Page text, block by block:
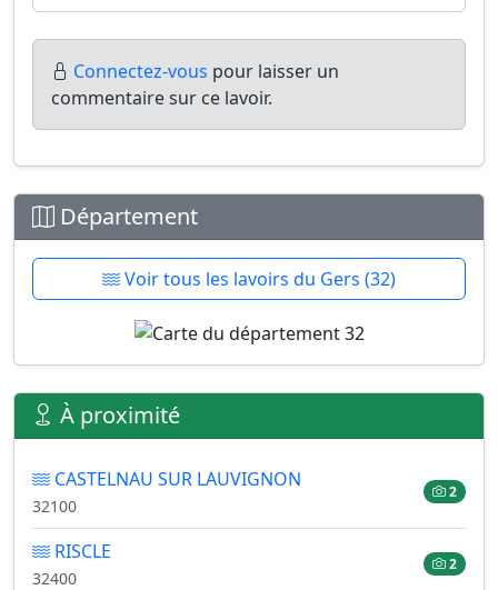
Connectez-vous pour laisser un
commentaire sur ce lavoir.
Département
Voir tous les lavoirs du Gers (32)
À proximité
CASTELNAU SUR LAUVIGNON
32100
2
RISCLE
32400
2